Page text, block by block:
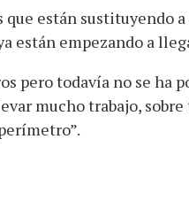
están sustituyendo
están empezando a
pero todavía no se ha
mucho trabajo,